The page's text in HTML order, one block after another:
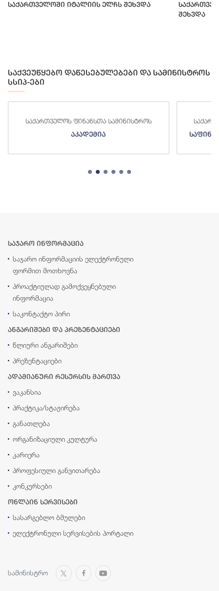
საქართველოში იტალიის ელჩს შეხვდა
შეხვდა
საქვეუწყებო დაწესებულებები და სამინისტროს
სსიპ-ები
საქართველოს ფინანსთა სამინისტროს
აკადემია
საჯარო ინფორმაცია
საჯარო ინფორმაციის ელექტრონული
ფორმით მოთხოვნა
პროაქტიულად გამოქვეყნებული
ინფორმაცია
საკონტაქტო პირი
ანგარიშები და პრეზენტაციები
წლიური ანგარიშები
პრეზენტაციები
ადამიანური რესურსის მართვა
ვაკანსია
პრაქტიკა/სტაჟირება
განათლება
ორგანიზაციული კულტურა
კარიერა
პროფესიული განვითარება
კონკურსები
ონლაინ სერვისები
სასარგებლო ბმულები
ელექტრონული სერვისების პორტალი
სამინისტრო